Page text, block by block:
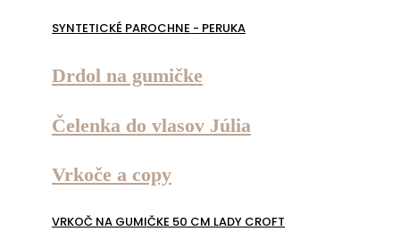
SYNTETICKÉ PAROCHNE - PERUKA
Drdol na gumičke
Čelenka do vlasov Júlia
Vrkoče a copy
VRKOČ NA GUMIČKE 50 CM LADY CROFT